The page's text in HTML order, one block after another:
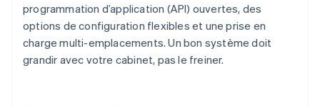
programmation d’application (API) ouvertes, des
options de configuration flexibles et une prise en
charge multi-emplacements. Un bon système doit
grandir avec votre cabinet, pas le freiner.